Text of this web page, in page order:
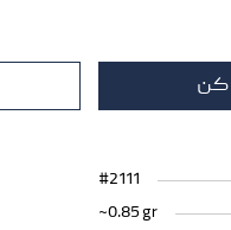
کن
#2111
~0.85 gr